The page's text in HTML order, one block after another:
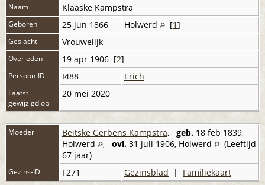
Naam Klaaske Kampstra
Geboren 25 jun 1866 Holwerd [1]
Geslacht Vrouwelijk
Overleden 19 apr 1906 [2]
Persoon-ID I488 Erich
Laatst
gewijzigd op
20 mei 2020
Moeder Beitske Gerbens Kampstra, geb. 18 feb 1839,
Holwerd
, ovl. 31 juli 1906, Holwerd
(Leeftijd
67 jaar)
Gezins-ID F271 Gezinsblad | Familiekaart